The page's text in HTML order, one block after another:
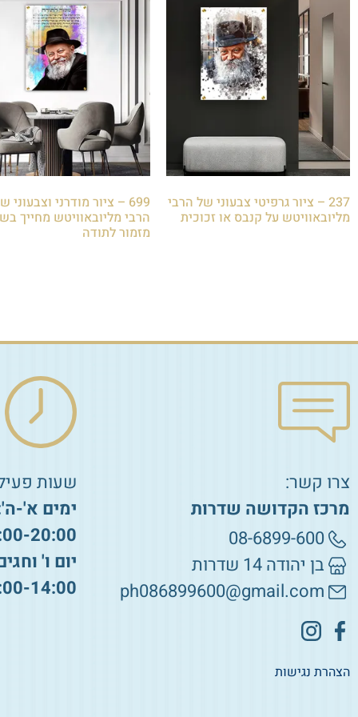
237 – ציור גרפיטי צבעוני של הרבי
מליובאוויטש על קנבס או זכוכית
699 – ציור מודרני וצבעוני
הרבי מליובאוויטש מחייך
מזמור לתודה
צרו קשר:
מרכז הקדושה שדרות
08-6899-600
בן יהודה 14 שדרות
ph086899600@gmail.com
הצהרת נגישות
שעות
ימים א'-
20:00
יום ו'
14:00